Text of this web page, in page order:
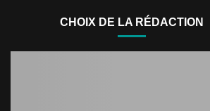
CHOIX DE LA RÉDACTION